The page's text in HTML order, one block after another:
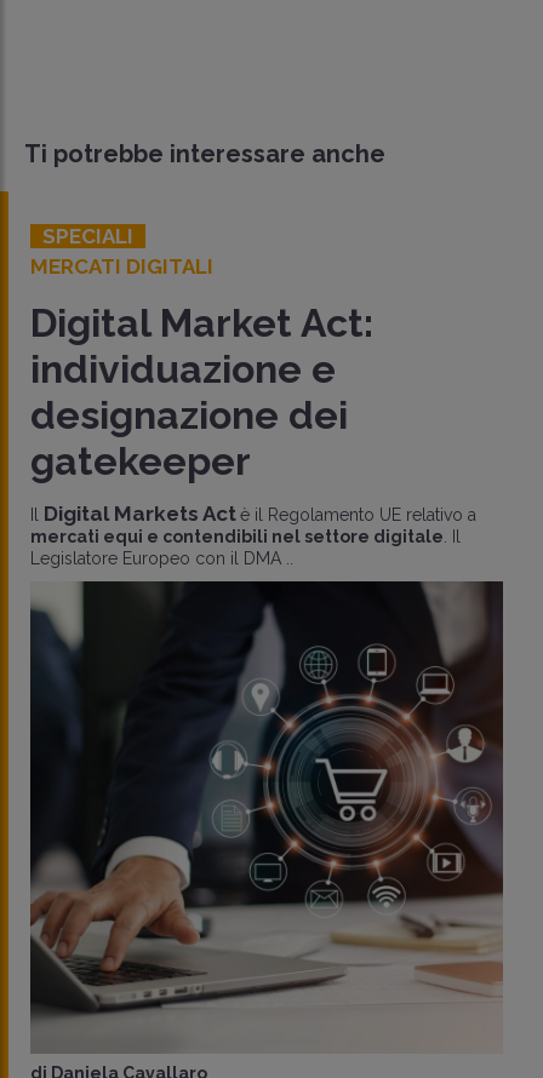
Ti potrebbe interessare anche
SPECIALI
MERCATI DIGITALI
Digital Market Act:
individuazione e
designazione dei
gatekeeper
Digital Markets Actè il Regolamento UE relativo a
mercati equi e contendibili nel settore digitale
Legislatore Europeo con il DMA ..
di Daniela Cavallaro